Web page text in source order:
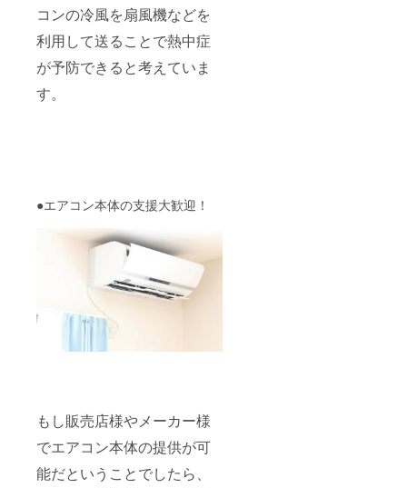
コンの冷風を扇風機などを
利用して送ることで熱中症
が予防できると考えていま
す。
●エアコン本体の支援大歓迎！
もし販売店様やメーカー様
でエアコン本体の提供が可
能だということでしたら、